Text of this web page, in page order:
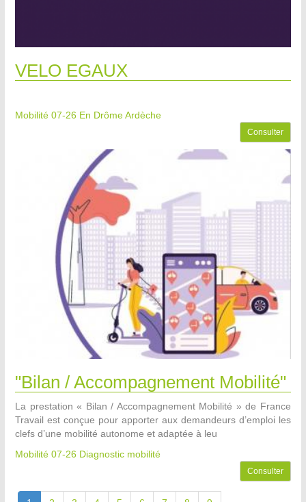
VELO EGAUX
Mobilité 07-26 En Drôme Ardèche
Consulter
"Bilan / Accompagnement Mobilité"
La prestation « Bilan / Accompagnement Mobilité » de France
Travail est conçue pour apporter aux demandeurs d’emploi les
clefs d’une mobilité autonome et adaptée à leu
Mobilité 07-26 Diagnostic mobilité
Consulter